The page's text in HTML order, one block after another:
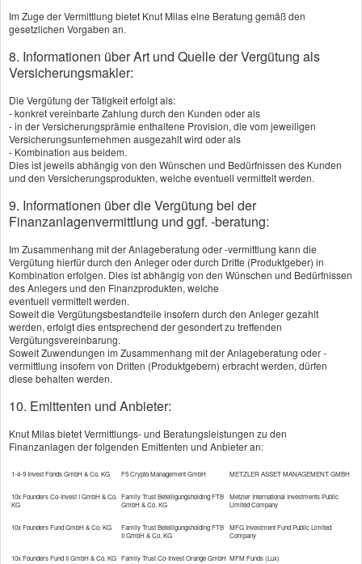
die Vertragsbedingungen der
Grundfähigkeitsversicherer in der Regel vor. Zu den
Fähigkeiten der Stufe A gehören das Sehen,
und die selbstständige Orientierung. Zur Stufe B
zählen das Treppensteigen, Knien und Bücken, Sitzen,
Stehen, Greifen, Bewegen der Arme, Heben und
Grundfähigkeitsversicherung prüft der Versicherer
den Gesundheitszustand des Antragstellers mit
einem Fragebogen ab, gegebenenfalls auch durch
Nachfrage bei den behandelnden Ärzten.
Wegen der klar festgelegten
Leistungsvoraussetzungen sind Streitigkeiten mit
dem Versicherer selten. Trotzdem ist die
Grundfähigkeitsversicherung kein vollwertiger Ersatz
für einen echten Berufs­unfähig­keitsschutz, denn
nicht alle möglichen Ursachen für Berufs­unfähig­keit
wie beispielsweise seelische Leiden sind versichert.
Die Grundfähigkeitsversicherung ist aber eine
bezahlbare Alternative für alle, die sich einen
Im Zuge der Vermittlung bietet Knut Milas eine Beratung gemäß den
gesetzlichen Vorgaben an.
8. Informationen über Art und Quelle der Vergütung als
Versicherungsmakler:
Die Vergütung der Tätigkeit erfolgt als:
- konkret vereinbarte Zahlung durch den Kunden oder als
- in der Versicherungsprämie enthaltene Provision, die vom jeweiligen
Versicherungsunternehmen ausgezahlt wird oder als
- Kombination aus beidem.
Dies ist jeweils abhängig von den Wünschen und Bedürfnissen des Kunden
und den Versicherungsprodukten, welche eventuell vermittelt werden.
9. Informationen über die Vergütung bei der
Finanzanlagenvermittlung und ggf. -beratung:
Im Zusammenhang mit der Anlageberatung oder -vermittlung kann die
Vergütung hierfür durch den Anleger oder durch Dritte (Produktgeber) in
Kombination erfolgen. Dies ist abhängig von den Wünschen und Bedürfnissen
des Anlegers und den Finanzprodukten, welche
eventuell vermittelt werden.
Soweit die Vergütungsbestandteile insofern durch den Anleger gezahlt
werden, erfolgt dies entsprechend der gesondert zu treffenden
Vergütungsvereinbarung.
Soweit Zuwendungen im Zusammenhang mit der Anlageberatung oder -
vermittlung insofern von Dritten (Produktgebern) erbracht werden, dürfen
diese behalten werden.
10. Emittenten und Anbieter:
Knut Milas bietet Vermittlungs- und Beratungsleistungen zu den
Finanzanlagen der folgenden Emittenten und Anbieter an:
1-4-9 Invest Fonds GmbH & Co. KG F5 Crypto Management GmbH METZLER ASSET MANAGEMENT GMBH
10x Founders Co-Invest I GmbH & Co.
KG
Family Trust Beteiligungsholding FTB
GmbH & Co. KG
Metzler International Investments Public
Limited Company
10x Founders Fund GmbH & Co. KG
Family Trust Beteiligungsholding FTB
II GmbH & Co. KG
MFG Investment Fund Public Limited
Company
10x Founders Fund II GmbH & Co. KG Family Trust Co-Invest Orange GmbH MFM Funds (Lux)